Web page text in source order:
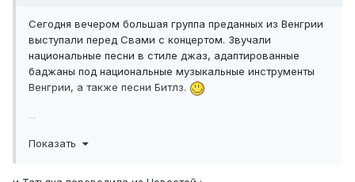
Сегодня вечером большая группа преданных из Венгрии
выступали перед Свами с концертом. Звучали
национальные песни в стиле джаз, адаптированные
баджаны под национальные музыкальные инструменты
Венгрии, а также песни Битлз.
...
Свами концерт явно понравился. И мне тоже
Показать